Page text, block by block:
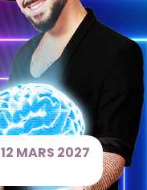
12 MARS 2027